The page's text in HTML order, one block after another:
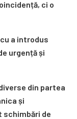
ci o
a introdus
urgență și
din partea
și
schimbări de